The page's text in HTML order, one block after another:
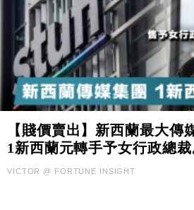
【賤價賣出】新西蘭最大傳
1新西蘭元轉手予女行政總裁
VICTOR @ FORTUNE INSIGHT